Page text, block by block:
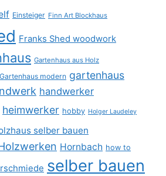
Einsteiger Finn Art Blockhaus
Franks Shed woodwork
Gartenhaus aus Holz
Gartenhaus modern gartenhaus
handwerker
heimwerker hobby Holger Laudeley
selber bauen
Hornbach how to
selber bauen